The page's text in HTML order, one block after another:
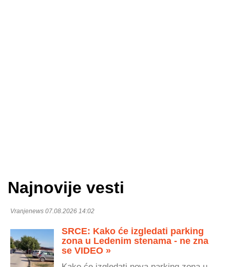
Najnovije vesti
Vranjenews 07.08.2026 14:02
SRCE: Kako će izgledati parking
zona u Ledenim stenama - ne zna
se VIDEO »